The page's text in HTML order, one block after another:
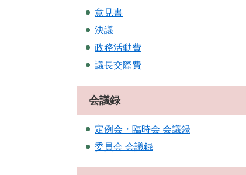
意見書
決議
政務活動費
議長交際費
会議録
定例会・臨時会 会議録
委員会 会議録